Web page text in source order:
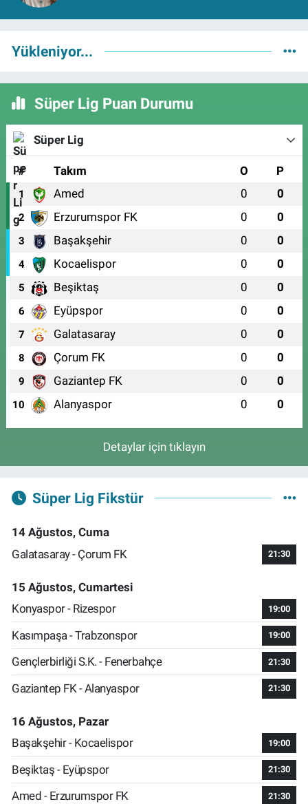
Yükleniyor...
Süper Lig Puan Durumu
Süper Lig
# Takım O P
1 Amed 0 0
2 Erzurumspor FK 0 0
3 Başakşehir 0 0
4 Kocaelispor 0 0
5 Beşiktaş 0 0
6 Eyüpspor 0 0
7 Galatasaray 0 0
8 Çorum FK 0 0
9 Gaziantep FK 0 0
10 Alanyaspor 0 0
Detaylar için tıklayın
Süper Lig Fikstür
14 Ağustos, Cuma
Galatasaray - Çorum FK
21:30
15 Ağustos, Cumartesi
Konyaspor - Rizespor
19:00
Kasımpaşa - Trabzonspor 19:00
Gençlerbirliği S.K. - Fenerbahçe 21:30
Gaziantep FK - Alanyaspor 21:30
16 Ağustos, Pazar
Başakşehir - Kocaelispor
19:00
Beşiktaş - Eyüpspor 21:30
Amed - Erzurumspor FK 21:30